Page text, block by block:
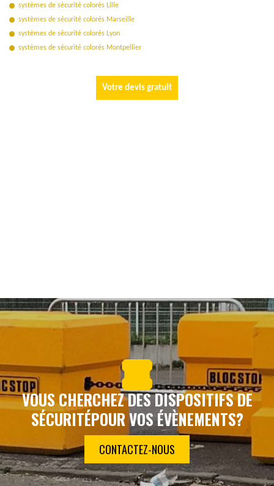
systèmes de sécurité colorés Lille
systèmes de sécurité colorés Marseille
systèmes de sécurité colorés Lyon
systèmes de sécurité colorés Montpellier
Votre devis gratuit
VOUS CHERCHEZ DES DISPOSITIFS DE
SÉCURITÉPOUR VOS ÉVÈNEMENTS?
CONTACTEZ-NOUS